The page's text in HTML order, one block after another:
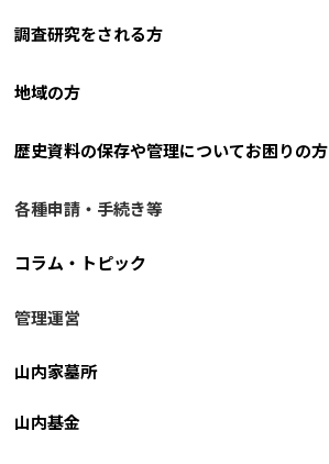
調査研究をされる方
地域の方
歴史資料の保存や管理についてお困りの方
各種申請・手続き等
コラム・トピック
管理運営
山内家墓所
山内基金